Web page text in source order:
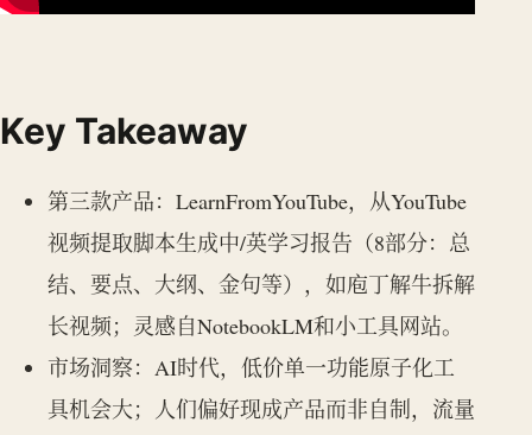
Key Takeaway
第三款产品：LearnFromYouTube，从YouTube
视频提取脚本生成中/英学习报告（8部分：总
结、要点、大纲、金句等），如庖丁解牛拆解
长视频；灵感自NotebookLM和小工具网站。
市场洞察：AI时代，低价单一功能原子化工
具机会大；人们偏好现成产品而非自制，流量